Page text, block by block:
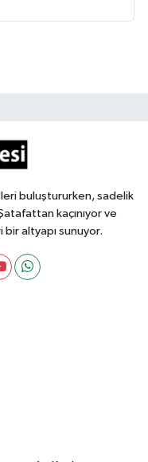
buluştururken, sadelik
kaçınıyor ve
altyapı sunuyor.